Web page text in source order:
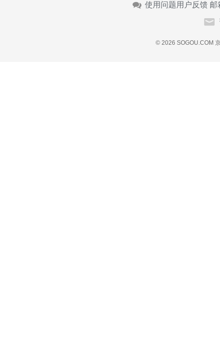
使用问题用户反馈 邮
© 2026 SOGOU.COM